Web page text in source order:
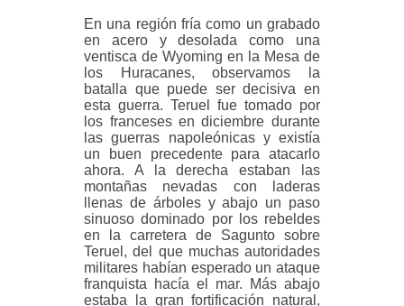
En una región fría como un grabado
en acero y desolada como una
ventisca de Wyoming en la Mesa de
los Huracanes, observamos la
batalla que puede ser decisiva en
esta guerra. Teruel fue tomado por
los franceses en diciembre durante
las guerras napoleónicas y existía
un buen precedente para atacarlo
ahora. A laderecha estaban las
montañas nevadas con laderas
llenas de árboles y abajo un paso
sinuoso dominado por los rebeldes
en la carretera de Sagunto sobre
Teruel, del que muchas autoridades
militares habían esperado un ataque
franquista hacía el mar. Más abajo
estaba la gran fortificación natural,